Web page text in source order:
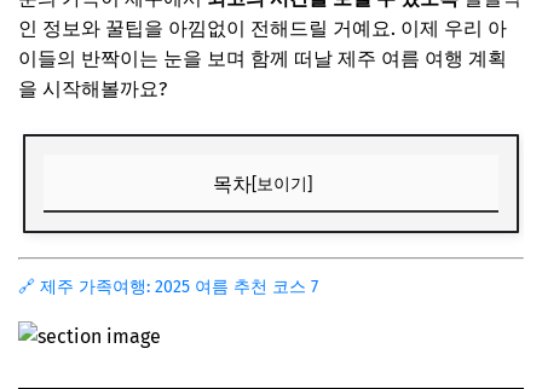
인 정보와 꿀팁을 아낌없이 전해드릴 거예요. 이제 우리 아
이들의 반짝이는 눈을 보며 함께 떠날 제주 여름 여행 계획
을 시작해볼까요?
목차[보이기]
제주 여름 날씨와 똑똑한 준비물 챙기기
우리 가족에게 딱 맞는 숙소 선택 가이드
🔗 제주 가족여행: 2025 여름 추천 코스 7